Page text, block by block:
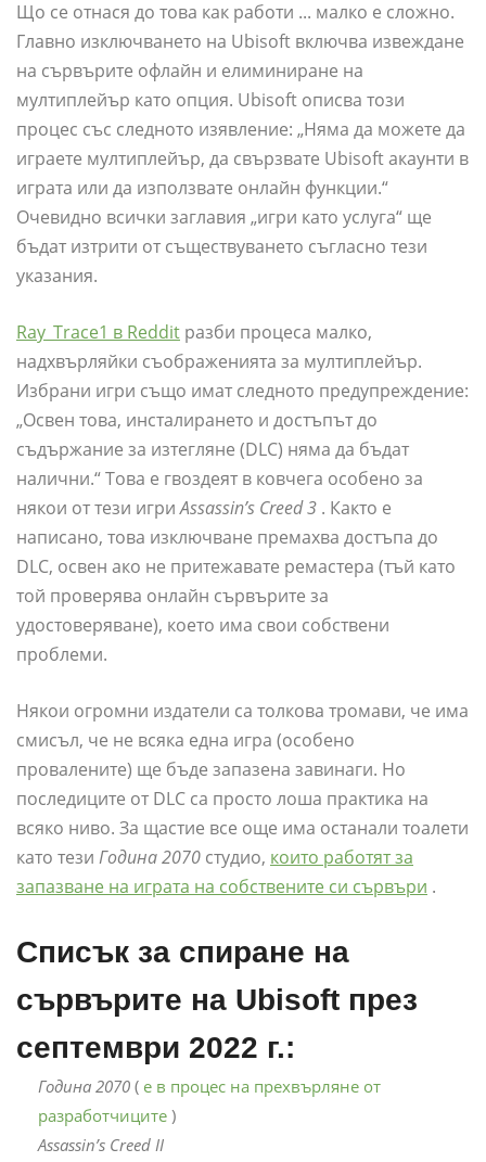
Що се отнася до това как работи ... малко е сложно.
Главно изключването на Ubisoft включва извеждане
на сървърите офлайн и елиминиране на
мултиплейър като опция. Ubisoft описва този
процес със следното изявление: „Няма да можете да
играете мултиплейър, да свързвате Ubisoft акаунти в
играта или да използвате онлайн функции.“
Очевидно всички заглавия „игри като услуга“ ще
бъдат изтрити от съществуването съгласно тези
указания.
Ray_Trace1 в Reddit разби процеса малко,
надхвърляйки съображенията за мултиплейър.
Избрани игри също имат следното предупреждение:
„Освен това, инсталирането и достъпът до
съдържание за изтегляне (DLC) няма да бъдат
налични.“ Това е гвоздеят в ковчега особено за
някои от тези игриAssassin’s Creed 3 . Както е
написано, това изключване премахва достъпа до
DLC, освен ако не притежавате ремастера (тъй като
той проверява онлайн сървърите за
удостоверяване), което има свои собствени
проблеми.
Някои огромни издатели са толкова тромави, че има
смисъл, че не всяка една игра (особено
провалените) ще бъде запазена завинаги. Но
последиците от DLC са просто лоша практика на
всяко ниво. За щастие все още има останали тоалети
като тези Година 2070 студио, които работят за
запазване на играта на собствените си сървъри .
Списък за спиране на
сървърите на Ubisoft през
септември 2022 г.:
Година 2070 ( е в процес на прехвърляне от
разработчиците )
Assassin’s Creed II